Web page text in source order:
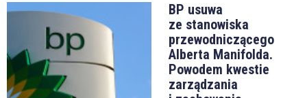
BP usuwa
ze stanowiska
przewodniczącego
Alberta Manifolda.
Powodem kwestie
zarządzania